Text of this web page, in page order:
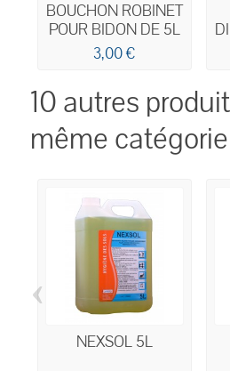
BOUCHON ROBINET
POUR BIDON DE 5L
3,00 €
10 autres
même
NEXSOL 5L
‹